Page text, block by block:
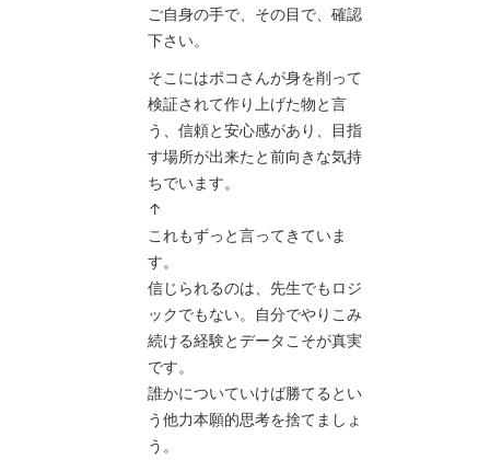
ご自身の手で、その目で、確認
下さい。
そこにはポコさんが身を削って
検証されて作り上げた物と言
う、信頼と安心感があり、目指
す場所が出来たと前向きな気持
ちでいます。
↑
これもずっと言ってきていま
す。
信じられるのは、先生でもロジ
ックでもない。自分でやりこみ
続ける経験とデータこそが真実
です。
誰かについていけば勝てるとい
う他力本願的思考を捨てましょ
う。